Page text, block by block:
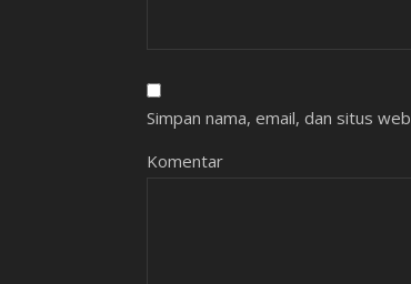
Simpan nama, email, dan situs
Komentar